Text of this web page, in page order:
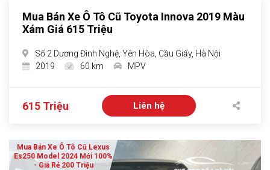
Mua Bán Xe Ô Tô Cũ Toyota Innova 2019 Màu
Xám Giá 615 Triệu
Số 2 Dương Đình Nghệ, Yên Hòa, Cầu Giấy, Hà Nội
2019
60 km MPV
615 Triệu Liên hệ
Mua Bán Xe Ô Tô Cũ Lexus
Es250 Model 2024 Mới 100%
- Giá Rẻ 200 Triệu